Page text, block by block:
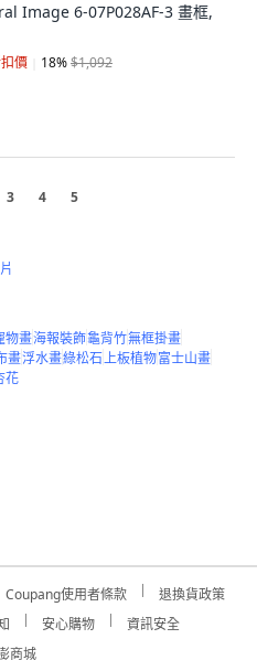
Image 6-07P028AF-3 畫框,
價 18%$1,092
3 4 5
物畫海報裝飾龜背竹無框掛畫
畫浮水畫綠松石上板植物富士山畫
花
Coupang使用者條款
退換貨政策
安心購物
資訊安全
商城